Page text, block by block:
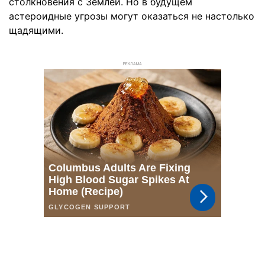
астероидные угрозы могут оказаться не настолько
щадящими.
РЕКЛАМА